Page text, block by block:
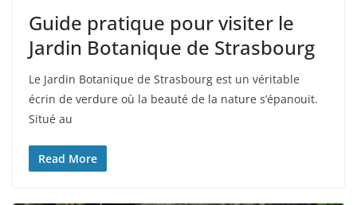
Guide pratique pour visiter le
Jardin Botanique de Strasbourg
Le Jardin Botanique de Strasbourg est un véritable
écrin de verdure où la beauté de la nature s’épanouit.
Situé au
Read More